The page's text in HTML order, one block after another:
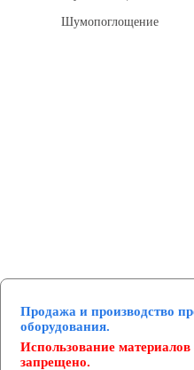
Шумопоглощение
Продажа и производство
оборудования.
Использование материалов
запрещено.